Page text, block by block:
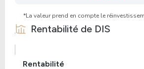
*La valeur prend en compte le
Rentabilité de DIS
Rentabilité